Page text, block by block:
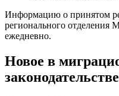
Информацию о принятом
регионального отделения
ежедневно.
Новое в
законодательстве